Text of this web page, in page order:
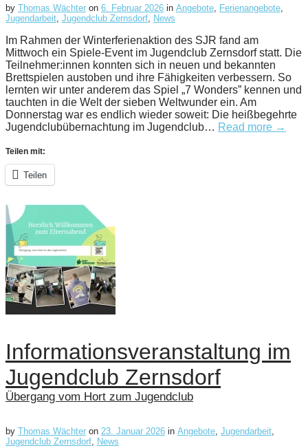
by Thomas Wächter on 6. Februar 2026 in Angebote, Ferienangebote,
Jugendarbeit, Jugendclub Zernsdorf, News
Im Rahmen der Winterferienaktion des SJR fand am
Mittwoch ein Spiele-Event im Jugendclub Zernsdorf statt. Die
Teilnehmer:innen konnten sich in neuen und bekannten
Brettspielen austoben und ihre Fähigkeiten verbessern. So
lernten wir unter anderem das Spiel „7 Wonders” kennen und
tauchten in die Welt der sieben Weltwunder ein. Am
Donnerstag war es endlich wieder soweit: Die heißbegehrte
Jugendclubübernachtung im Jugendclub… Read more →
Teilen mit:
Teilen
Informationsveranstaltung im
Jugendclub Zernsdorf
Übergang vom Hort zum Jugendclub
by Thomas Wächter on 23. Januar 2026 in Angebote, Jugendarbeit,
Jugendclub Zernsdorf, News